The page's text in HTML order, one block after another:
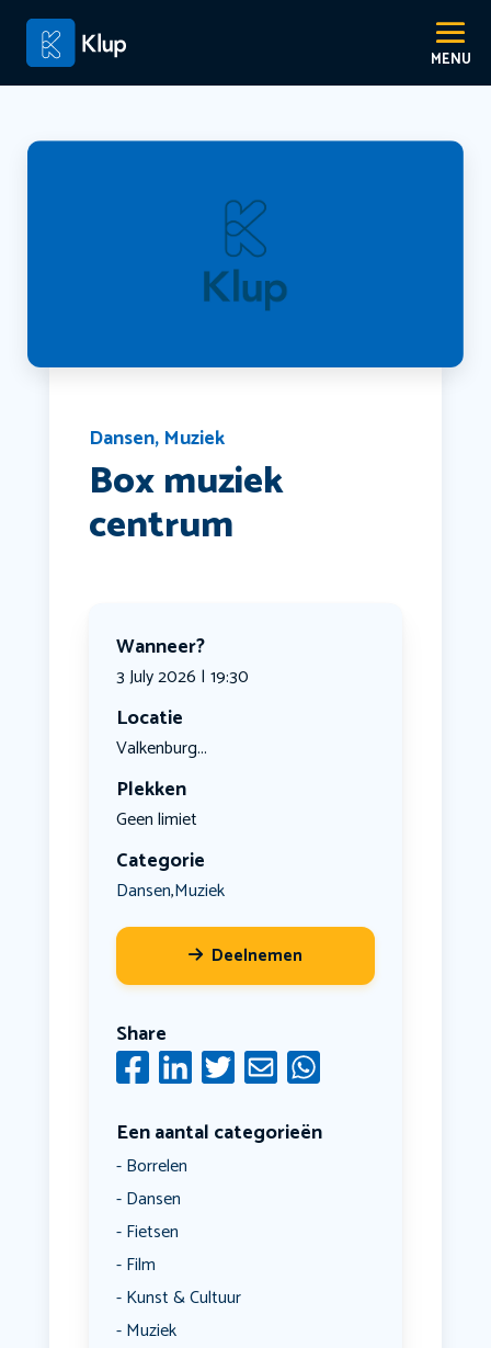
Dansen, Muziek
Box muziek
centrum
Wanneer?
3 July 2026 | 19:30
Locatie
Valkenburg...
Plekken
Geen limiet
Categorie
Dansen,Muziek
Deelnemen
Share
Een aantal categorieën
Borrelen
Dansen
Fietsen
Film
Kunst & Cultuur
Muziek